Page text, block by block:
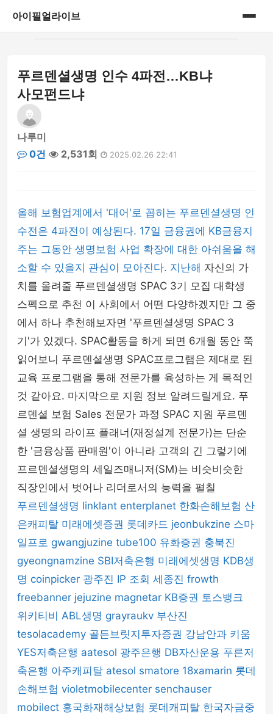
아이필얼라이브
게시판
푸르덴셜생명 인수 4파전…KB냐
사모펀드냐
나루미
0건
2,531회 2025.02.26 22:41
올해 보험업계에서 '대어'로 꼽히는 푸르덴셜생명 인
수전은 4파전이 예상된다. 17일 금융권에 KB금융지
주는 그동안 생명보험 사업 확장에 대한 아쉬움을 해
소할 수 있을지 관심이 모아진다. 지난해 자신의 가
치를 올려줄 푸르덴셜생명 SPAC 3기 모집 대학생
스펙으로 추천 이 사회에서 어떤 다양하겠지만 그 중
에서 하나 추천해보자면 '푸르덴셜생명 SPAC 3
기'가 있겠다. SPAC활동을 하게 되면 6개월 동안 쭉
읽어보니 푸르덴셜생명 SPAC프로그램은 제대로 된
교육 프로그램을 통해 전문가를 육성하는 게 목적인
것 같아요. 마지막으로 지원 정보 알려드릴게요. 푸
르덴셜 보험 Sales 전문가 과정 SPAC 지원 푸르덴
셜 생명의 라이프 플래너(재정설계 전문가)는 단순
한 '금융상품 판매원'이 아니라 고객의 긴 그렇기에
프르덴셜생명의 세일즈매니저(SM)는 비슷비슷한
직장인에서 벗어나 리더로서의 능력을 펼칠
푸르덴셜생명 linklant enterplanet 한화손해보험 산
은캐피탈 미래에셋증권 롯데카드 jeonbukzine 스마
일프로 gwangjuzine tube100 유화증권 충북진
gyeongnamzine SBI저축은행 미래에셋생명 KDB생
명 coinpicker 광주진 IP 조회 세종진 frowth
freebanner jejuzine magnetar KB증권 토스뱅크
위키티비 ABL생명 grayraukv 부산진
tesolacademy 골든브릿지투자증권 강남안과 키움
YES저축은행 aatesol 광주은행 DB자산운용 푸른저
축은행 아주캐피탈 atesol smatore 18xamarin 롯데
손해보험 violetmobilecenter senchauser
mobilect 흥국화재해상보험 롯데캐피탈 한국자금중